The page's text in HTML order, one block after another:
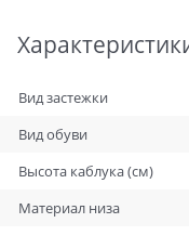
Вид застежки
Вид обуви
Высота каблука (см)
Материал низа